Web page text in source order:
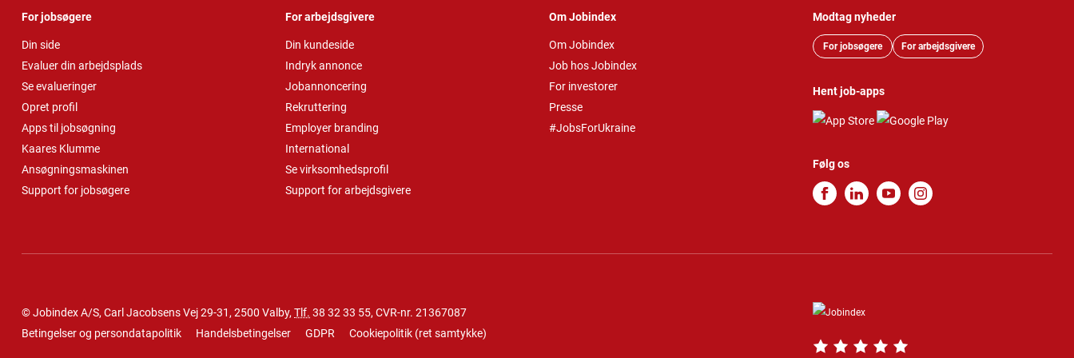
For jobsøgere
Din side
Evaluer din arbejdsplads
Se evalueringer
Opret profil
Apps til jobsøgning
Kaares Klumme
Ansøgningsmaskinen
Support for jobsøgere
For arbejdsgivere
Din kundeside
Indryk annonce
Jobannoncering
Rekruttering
Employer branding
International
Se virksomhedsprofil
Support for arbejdsgivere
Om Jobindex
Om Jobindex
Job hos Jobindex
For investorer
Presse
#JobsForUkraine
Modtag nyheder
For jobsøgere For arbejdsgivere
Hent job-apps
Følg os
© Jobindex A/S, Carl Jacobsens Vej 29-31, 2500 Valby, Tlf. 38 32 33 55, CVR-nr. 21367087
Betingelser og persondatapolitik
Handelsbetingelser GDPR Cookiepolitik (ret samtykke)